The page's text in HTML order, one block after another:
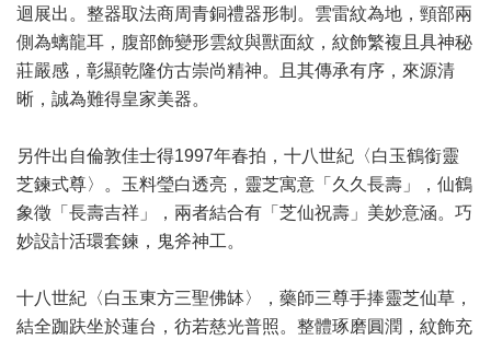
迴展出。整器取法商周青銅禮器形制。雲雷紋為地，頸部兩
側為螭龍耳，腹部飾變形雲紋與獸面紋，紋飾繁複且具神秘
莊嚴感，彰顯乾隆仿古崇尚精神。且其傳承有序，來源清
晰，誠為難得皇家美器。
另件出自倫敦佳士得1997年春拍，十八世紀〈白玉鶴銜靈
芝鍊式尊〉。玉料瑩白透亮，靈芝寓意「久久長壽」，仙鶴
象徵「長壽吉祥」，兩者結合有「芝仙祝壽」美妙意涵。巧
妙設計活環套鍊，鬼斧神工。
十八世紀〈白玉東方三聖佛缽〉，藥師三尊手捧靈芝仙草，
結全跏趺坐於蓮台，彷若慈光普照。整體琢磨圓潤，紋飾充